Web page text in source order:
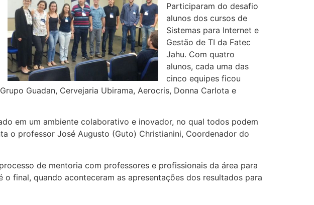
Participaram do desafio
alunos dos cursos de
Sistemas para Internet e
Gestão de TI da Fatec
Jahu. Com quatro
alunos, cada uma das
cinco equipes ficou
Guadan, Cervejaria Ubirama, Aerocris, Donna Carlota e
em um ambiente colaborativo e inovador, no qual todos podem
o professor José Augusto (Guto) Christianini, Coordenador do
de mentoria com professores e profissionais da área para
final, quando aconteceram as apresentações dos resultados para